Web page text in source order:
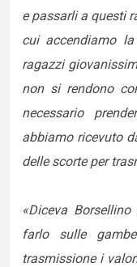
e passarli a questi
cui accendiamo
ragazzi
non si rendono
necessario
abbiamo ricevuto
delle scorte per
«Diceva
farlo sulle
trasmissione i